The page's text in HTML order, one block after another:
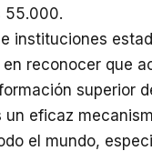
55.000.
instituciones
reconocer que
superior
un eficaz
el mundo,